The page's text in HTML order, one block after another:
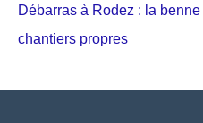
Débarras à Rodez : la
chantiers propres